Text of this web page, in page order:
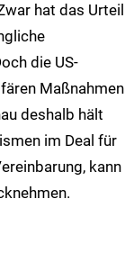
hat das Urteil
die US-
Maßnahmen
deshalb hält
im Deal für
kann